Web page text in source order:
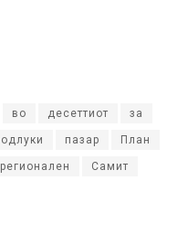
во десеттиот за
одлуки пазар План
регионален Самит